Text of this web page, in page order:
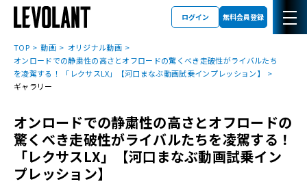
ログイン 無料会員登録
TOP 動画
オリジナル動画
オンロードでの静粛性の高さとオフロードの驚くべき走破性がライバルたち
を凌駕する！ 「レクサスLX」【河口まなぶ動画試乗インプレッション】
ギャラリー
オンロードでの静粛性の高さとオフロードの
驚くべき走破性がライバルたちを凌駕する！
「レクサスLX」【河口まなぶ動画試乗イン
プレッション】